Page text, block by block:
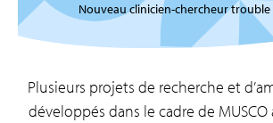
Nouveau clinicien-chercheur trouble
Plusieurs projets de recherche et
développés dans le cadre de